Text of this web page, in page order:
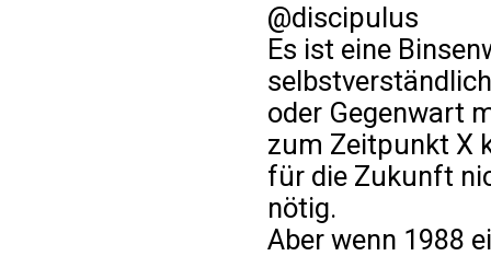
@discipulus
Es ist eine
oder Gegenwart
zum Zeitpunkt X
für die Zukunft
nötig.
Aber wenn 1988